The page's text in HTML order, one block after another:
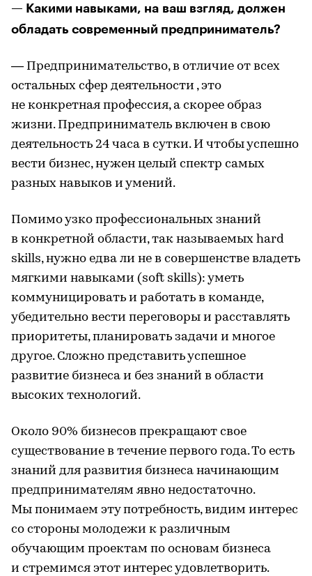
— Какими навыками, на ваш взгляд, должен
обладать современный предприниматель?
— Предпринимательство, в отличие от всех
остальных сфер деятельности , это
не конкретная профессия, а скорее образ
жизни. Предприниматель включен в свою
деятельность 24 часа в сутки. И чтобы успешно
вести бизнес, нужен целый спектр самых
разных навыков и умений.
Помимо узко профессиональных знаний
в конкретной области, так называемых hard
skills, нужно едва ли не в совершенстве владеть
мягкими навыками (soft skills): уметь
коммуницировать и работать в команде,
убедительно вести переговоры и расставлять
приоритеты, планировать задачи и многое
другое. Сложно представить успешное
развитие бизнеса и без знаний в области
высоких технологий.
Около 90% бизнесов прекращают свое
существование в течение первого года. То есть
знаний для развития бизнеса начинающим
предпринимателям явно недостаточно.
Мы понимаем эту потребность, видим интерес
со стороны молодежи к различным
обучающим проектам по основам бизнеса
и стремимся этот интерес удовлетворить.